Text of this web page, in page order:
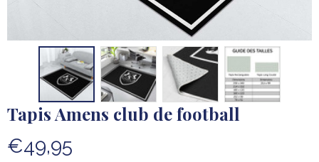
Tapis Amens club de football
€49,95